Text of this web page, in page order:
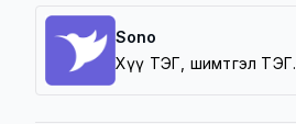
Sono
Хүү ТЭГ, шимтгэл ТЭГ.